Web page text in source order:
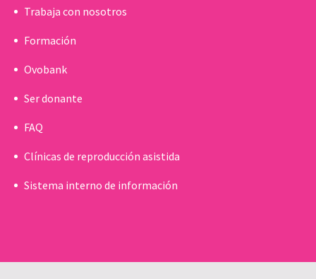
Trabaja con nosotros
Formación
Ovobank
Ser donante
FAQ
Clínicas de reproducción asistida
Sistema interno de información